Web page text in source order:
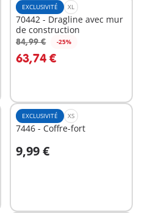
EXCLUSIVITÉ XL
70442 - Dragline avec mur
de construction
84,99 € -25%
63,74 €
Au panier
EXCLUSIVITÉ XS
7446 - Coffre-fort
9,99 €
Au panier